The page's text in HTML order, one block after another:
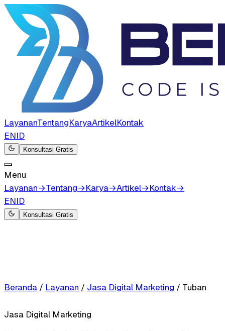
LayananTentangKaryaArtikelKontak
ENID
Konsultasi Gratis
Menu
Layanan→Tentang→Karya→Artikel→Kontak→
ENID
Konsultasi Gratis
Beranda / Layanan / Jasa Digital Marketing / Tuban
Jasa Digital Marketing